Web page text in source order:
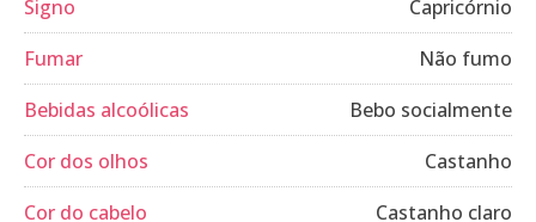
Signo
Capricórnio
Fumar
Não fumo
Bebidas alcoólicas
Bebo socialmente
Cor dos olhos
Castanho
Cor do cabelo
Castanho claro